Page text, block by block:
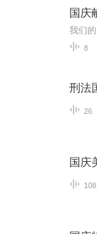
国庆
8
刑法
26
国庆
108